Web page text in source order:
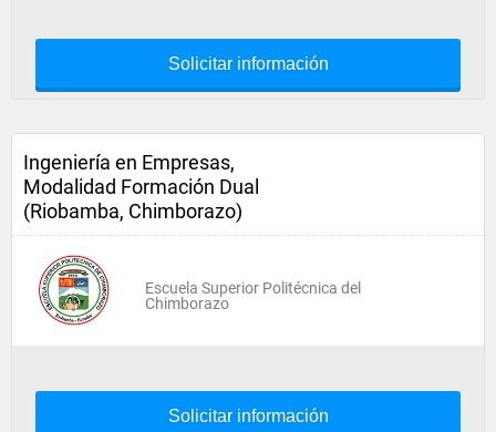
Solicitar información
Ingeniería en Empresas,
Modalidad Formación Dual
(Riobamba, Chimborazo)
Escuela Superior Politécnica del
Chimborazo
Solicitar información